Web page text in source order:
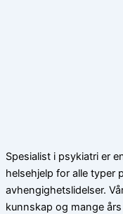
Spesialist i psykiatri er
helsehjelp for alle typer
avhengighetslidelser.
kunnskap og mange